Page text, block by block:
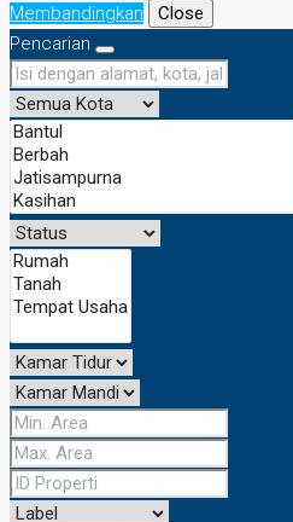
Membandingkan
Close
Pencarian